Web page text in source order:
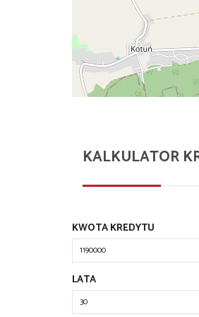
KALKULATOR
KWOTA KREDYTU
LATA